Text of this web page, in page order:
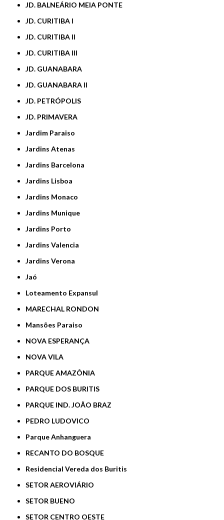
JD. BALNEÁRIO MEIA PONTE
JD. CURITIBA I
JD. CURITIBA II
JD. CURITIBA III
JD. GUANABARA
JD. GUANABARA II
JD. PETRÓPOLIS
JD. PRIMAVERA
Jardim Paraiso
Jardins Atenas
Jardins Barcelona
Jardins Lisboa
Jardins Monaco
Jardins Munique
Jardins Porto
Jardins Valencia
Jardins Verona
Jaó
Loteamento Expansul
MARECHAL RONDON
Mansões Paraiso
NOVA ESPERANÇA
NOVA VILA
PARQUE AMAZÔNIA
PARQUE DOS BURITIS
PARQUE IND. JOÃO BRAZ
PEDRO LUDOVICO
Parque Anhanguera
RECANTO DO BOSQUE
Residencial Vereda dos Buritis
SETOR AEROVIÁRIO
SETOR BUENO
SETOR CENTRO OESTE